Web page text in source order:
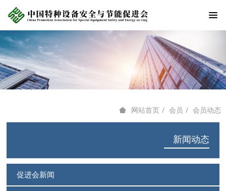
新闻动态
促进会新闻
网站首页 会员 会员动态